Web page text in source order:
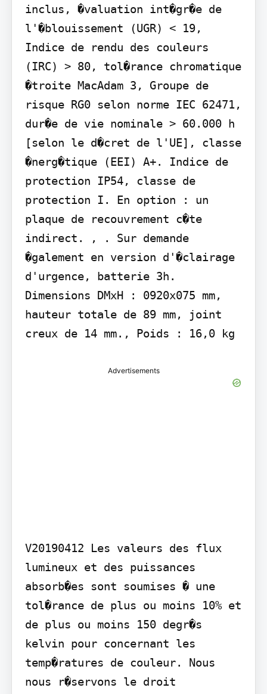
inclus, �valuation int�gr�e de
l'�blouissement (UGR) < 19,
Indice de rendu des couleurs
(IRC) > 80, tol�rance chromatique
�troite MacAdam 3, Groupe de
risque RG0 selon norme IEC 62471,
dur�e de vie nominale > 60.000 h
[selon le d�cret de l'UE], classe
�nerg�tique (EEI) A+. Indice de
protection IP54, classe de
protection I. En option : un
plaque de recouvrement c�te
indirect. , . Sur demande
�galement en version d'�clairage
d'urgence, batterie 3h.
Dimensions DMxH : 0920x075 mm,
hauteur totale de 89 mm, joint
creux de 14 mm., Poids : 16,0 kg
Advertisements
V20190412 Les valeurs des flux
lumineux et des puissances
absorb�es sont soumises � une
tol�rance de plus ou moins 10% et
de plus ou moins 150 degr�s
kelvin pour concernant les
temp�ratures de couleur. Nous
nous r�servons le droit